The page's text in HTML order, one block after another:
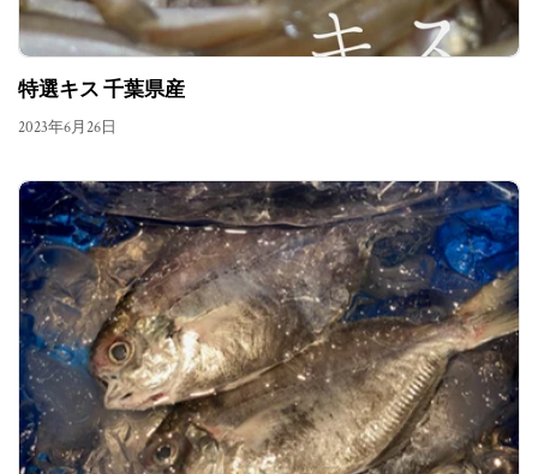
特選キス 千葉県産
2023年6月26日